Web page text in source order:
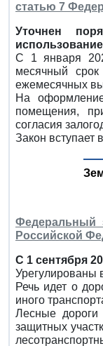
статью 7
Уточнен
С 1 января
месячный
ежемесячных
На
помещения,
согласия
Закон вступает
Федеральный
Российской
С 1 сентября
Урегулированы
Речь идет о
иного
Лесные дороги
защитных